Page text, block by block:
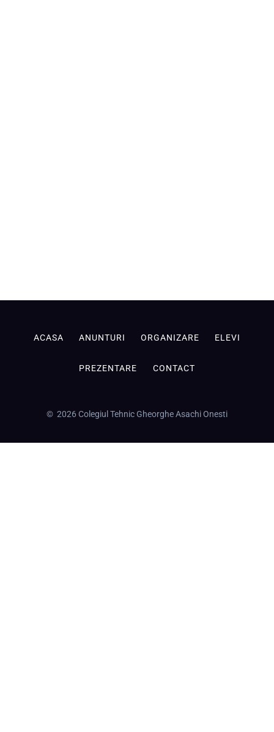
ACASA ANUNTURI ORGANIZARE ELEVI
PREZENTARE CONTACT
© 2026 Colegiul Tehnic Gheorghe Asachi Onesti